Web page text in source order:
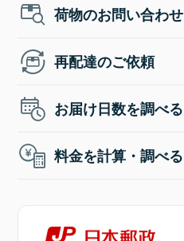
荷物のお問い合わせ
再配達のご依頼
お届け日数を調べる
料金を計算・調べる